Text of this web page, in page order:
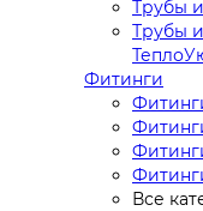
Трубы
Трубы
Фитинги
Все